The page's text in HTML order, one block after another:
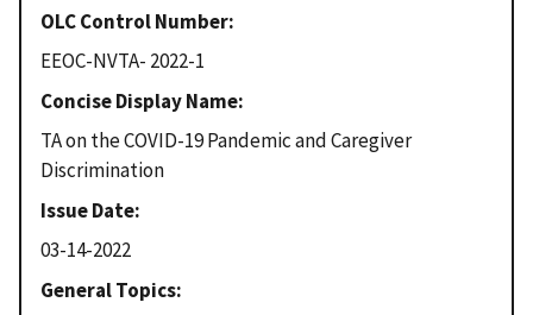
OLC Control Number
EEOC-NVTA- 2022-1
Concise Display Name
TA on the COVID-19 Pandemic and Caregiver
Discrimination
Issue Date
03-14-2022
General Topics